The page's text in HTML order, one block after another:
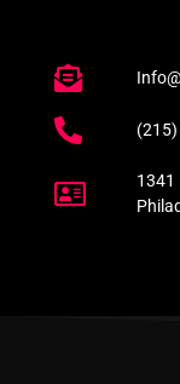
1341